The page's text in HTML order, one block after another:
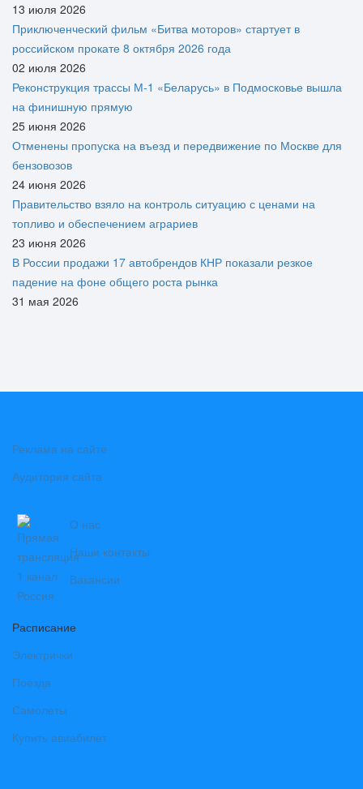
13 июля 2026
Приключенческий фильм «Битва моторов» стартует в
российском прокате 8 октября 2026 года
02 июля 2026
Реконструкция трассы М-1 «Беларусь» в Подмосковье вышла
на финишную прямую
25 июня 2026
Отменены пропуска на въезд и передвижение по Москве для
бензовозов
24 июня 2026
Правительство взяло на контроль ситуацию с ценами на
топливо и обеспечением аграриев
23 июня 2026
В России продажи 17 автобрендов КНР показали резкое
падение на фоне общего роста рынка
31 мая 2026
Реклама на сайте
Аудитория сайта
О нас
Наши контакты
Вакансии
Расписание
Электрички
Поезда
Самолеты
Купить авиабилет